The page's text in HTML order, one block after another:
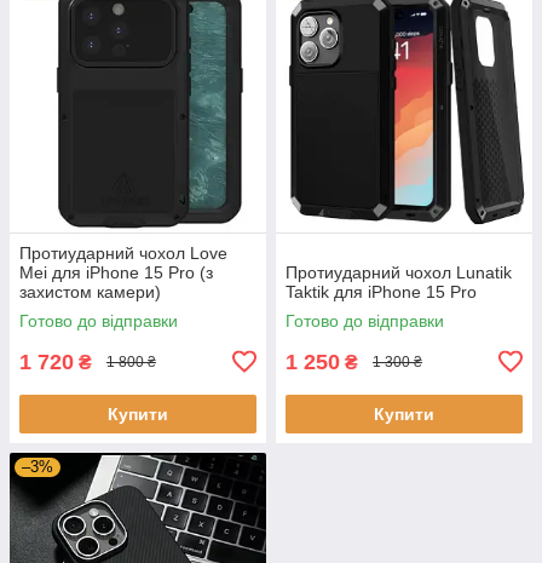
Протиударний чохол Love
Mei для iPhone 15 Pro (з
захистом камери)
Готово до відправки
1 720 ₴ 1 800 ₴
Купити
Протиударний чохол Lunatik
Taktik для iPhone 15 Pro
Готово до відправки
1 250 ₴ 1 300 ₴
Купити
–3%